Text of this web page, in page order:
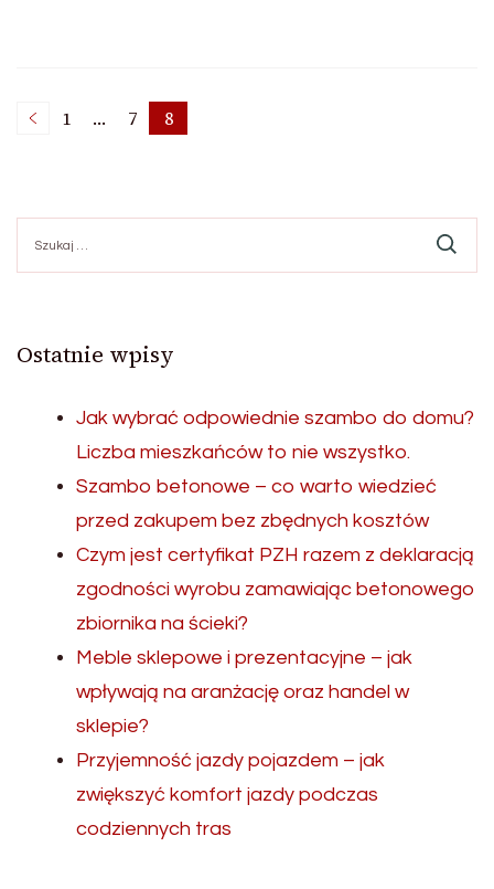
Nawigacja
po
wpisach
Page
1 … Page
7 Page
8
Ostatnie wpisy
Jak wybrać odpowiednie szambo do domu?
Liczba mieszkańców to nie wszystko.
Szambo betonowe – co warto wiedzieć
przed zakupem bez zbędnych kosztów
Czym jest certyfikat PZH razem z deklaracją
zgodności wyrobu zamawiając betonowego
zbiornika na ścieki?
Meble sklepowe i prezentacyjne – jak
wpływają na aranżację oraz handel w
sklepie?
Przyjemność jazdy pojazdem – jak
zwiększyć komfort jazdy podczas
codziennych tras